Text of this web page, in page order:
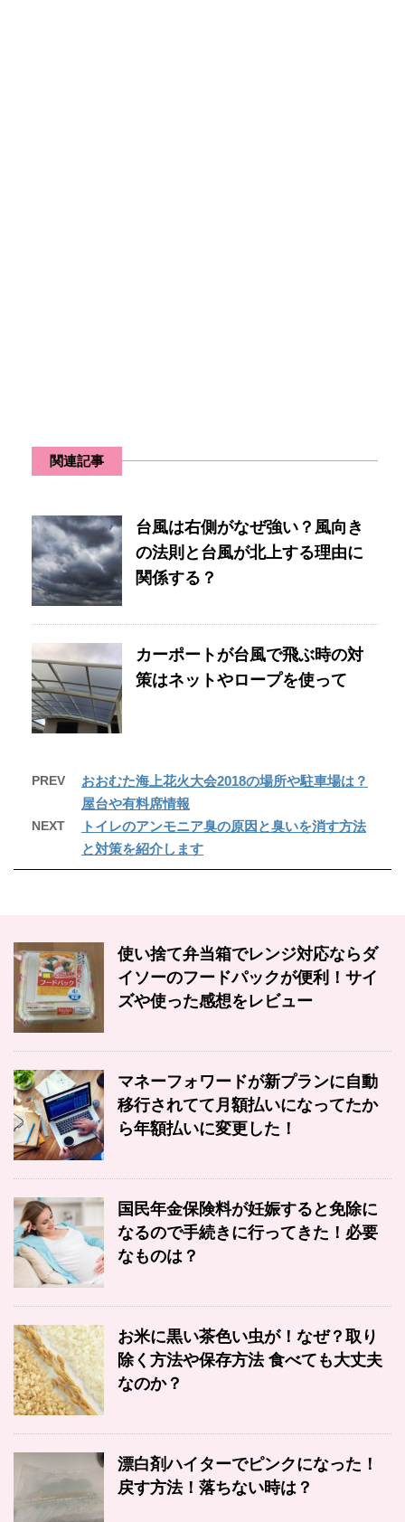
関連記事
台風は右側がなぜ強い？風向き
の法則と台風が北上する理由に
関係する？
カーポートが台風で飛ぶ時の対
策はネットやロープを使って
PREV
おおむた海上花火大会2018の場所や駐車場は？
屋台や有料席情報
NEXT
トイレのアンモニア臭の原因と臭いを消す方法
と対策を紹介します
使い捨て弁当箱でレンジ対応ならダ
イソーのフードパックが便利！サイ
ズや使った感想をレビュー
マネーフォワードが新プランに自動
移行されてて月額払いになってたか
ら年額払いに変更した！
国民年金保険料が妊娠すると免除に
なるので手続きに行ってきた！必要
なものは？
お米に黒い茶色い虫が！なぜ？取り
除く方法や保存方法 食べても大丈夫
なのか？
漂白剤ハイターでピンクになった！
戻す方法！落ちない時は？